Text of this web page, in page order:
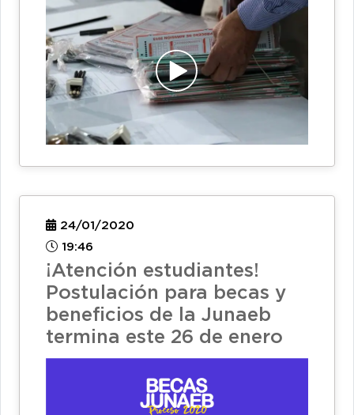
24/01/2020
19:46
¡Atención estudiantes!
Postulación para becas y
beneficios de la Junaeb
termina este 26 de enero